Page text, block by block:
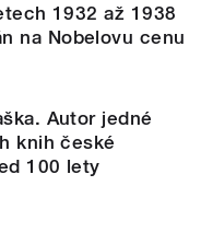
1932 až 1938
na Nobelovu cenu
Autor jedné
knih české
100 lety